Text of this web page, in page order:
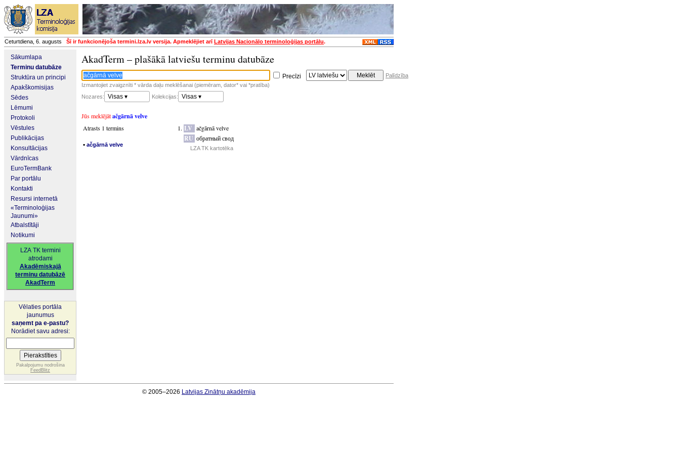
Ceturtdiena, 6. augusts Šī ir funkcionējoša termini.lza.lv versija. Apmeklējiet arīLatvijas Nacionālo terminoloģijas portālu.
Sākumlapa
Terminu datubāze
Struktūra un principi
Apakškomisijas
Sēdes
Lēmumi
Protokoli
Vēstules
Publikācijas
Konsultācijas
Vārdnīcas
EuroTermBank
Par portālu
Kontakti
Resursi internetā
«Terminoloģijas
Jaunumi»
Atbalstītāji
Notikumi
LZA TK termini
atrodami
Akadēmiskajā
terminu datubāzē
AkadTerm
Vēlaties portāla
jaunumus
saņemt pa e-pastu?
Norādiet savu adresi:
Pakalpojumu nodrošina
FeedBlitz
AkadTerm – plašākā latviešu terminu datubāze
Precīzi
Palīdzība
Izmantojiet zvaigznīti * vārda daļu meklēšanai (piemēram, dator* vai *pratība)
Nozares:
Visas ▾ Kolekcijas: Visas ▾
Jūs meklējātačgārnā velve
Atrasts 1 termins
▪ ačgārnā velve
LV ačgārnā velve
RU обратный свод
LZA TK kartotēka
© 2005–2026 Latvijas Zinātņu akadēmija